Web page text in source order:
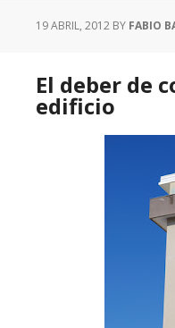
19 ABRIL, 2012 BY FABIO
El deber de
edificio